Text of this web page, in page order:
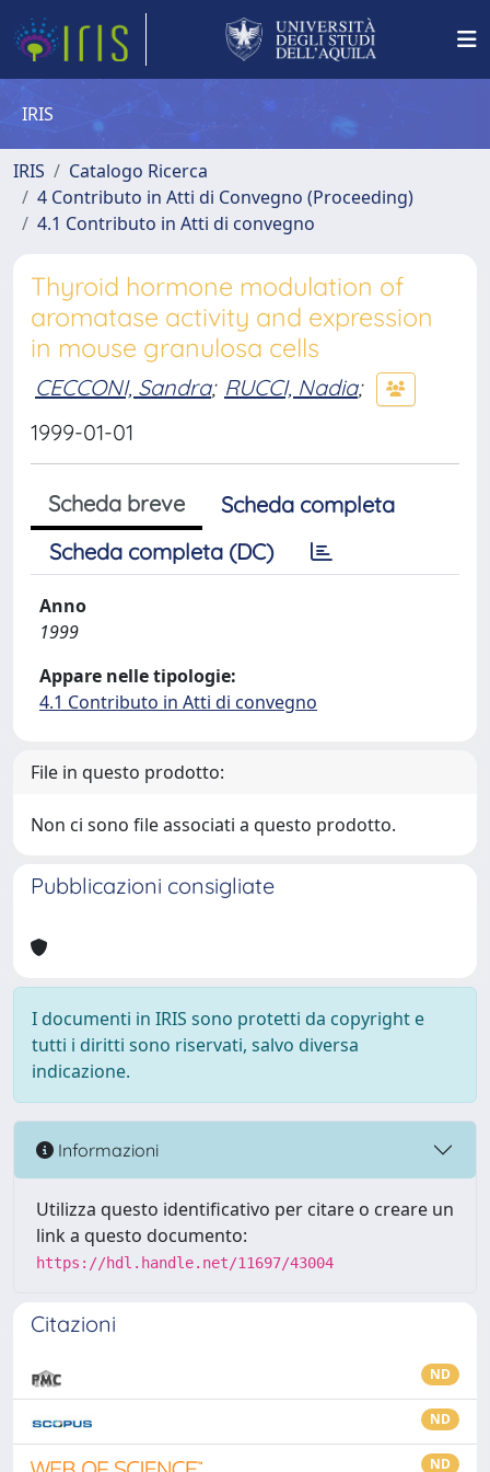
IRIS
IRIS
Catalogo Ricerca
4 Contributo in Atti di Convegno (Proceeding)
4.1 Contributo in Atti di convegno
Thyroid hormone modulation of
aromatase activity and expression
in mouse granulosa cells
CECCONI, Sandra; RUCCI, Nadia;
1999-01-01
Scheda breve
Scheda completa
Scheda completa (DC)
Anno
1999
Appare nelle tipologie:
4.1 Contributo in Atti di convegno
File in questo prodotto:
Non ci sono file associati a questo prodotto.
Pubblicazioni consigliate
I documenti in IRIS sono protetti da copyright e
tutti i diritti sono riservati, salvo diversa
indicazione.
Informazioni
Utilizza questo identificativo per citare o creare un
link a questo documento:
https://hdl.handle.net/11697/43004
Citazioni
ND
ND
ND